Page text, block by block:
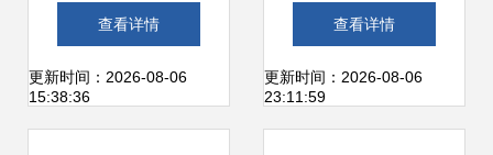
魔灯智媒，强强联
手共绘物联网媒介
查看详情
更新时间：2026-08-06
15:38:36
创新，释放高质量
发展澎湃动能
查看详情
更新时间：2026-08-06
23:11:59